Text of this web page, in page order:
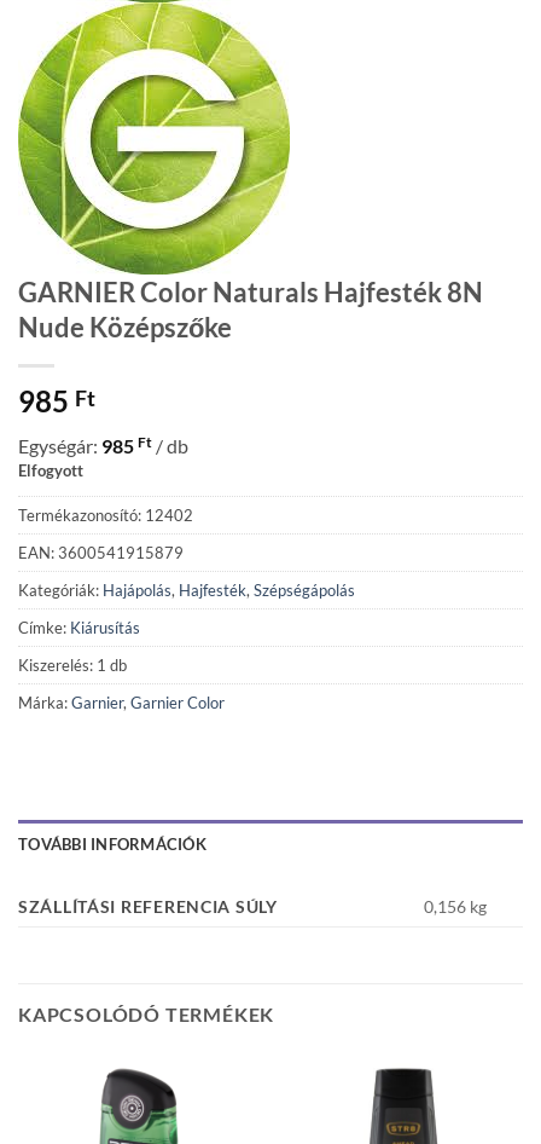
GARNIER Color Naturals Hajfesték 8N
Nude Középszőke
985 Ft
Egységár: 985 Ft / db
Elfogyott
Termékazonosító: 12402
EAN: 3600541915879
Kategóriák: Hajápolás, Hajfesték, Szépségápolás
Címke: Kiárusítás
Kiszerelés: 1 db
Márka:Garnier, Garnier Color
TOVÁBBI INFORMÁCIÓK
SZÁLLÍTÁSI REFERENCIA SÚLY 0,156 kg
KAPCSOLÓDÓ TERMÉKEK